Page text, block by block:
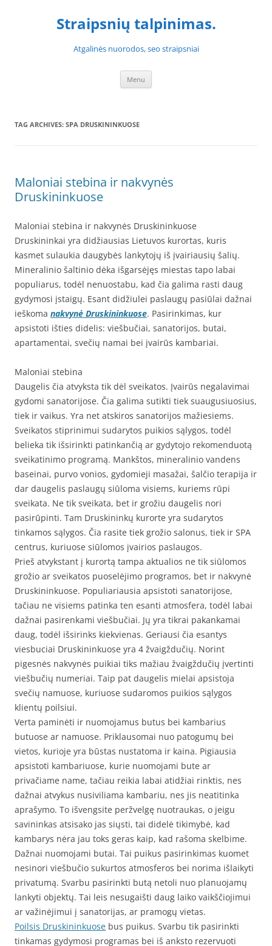
Straipsnių talpinimas.
Atgalinės nuorodos, seo straipsniai
Menu
TAG ARCHIVES: SPA DRUSKININKUOSE
Maloniai stebina ir nakvynės
Druskininkuose
Maloniai stebina ir nakvynės Druskininkuose
Druskininkai yra didžiausias Lietuvos kurortas, kuris
kasmet sulaukia daugybės lankytojų iš įvairiausių šalių.
Mineralinio šaltinio dėka išgarsėjęs miestas tapo labai
populiarus, todėl nenuostabu, kad čia galima rasti daug
gydymosi įstaigų. Esant didžiulei paslaugų pasiūlai dažnai
ieškoma nakvynė Druskininkuose. Pasirinkimas, kur
apsistoti išties didelis: viešbučiai, sanatorijos, butai,
apartamentai, svečių namai bei įvairūs kambariai.
Maloniai stebina
Daugelis čia atvyksta tik dėl sveikatos. Įvairūs negalavimai
gydomi sanatorijose. Čia galima sutikti tiek suaugusiuosius,
tiek ir vaikus. Yra net atskiros sanatorijos mažiesiems.
Sveikatos stiprinimui sudarytos puikios sąlygos, todėl
belieka tik išsirinkti patinkančią ar gydytojo rekomenduotą
sveikatinimo programą. Mankštos, mineralinio vandens
baseinai, purvo vonios, gydomieji masažai, šalčio terapija ir
dar daugelis paslaugų siūloma visiems, kuriems rūpi
sveikata. Ne tik sveikata, bet ir grožiu daugelis nori
pasirūpinti. Tam Druskininkų kurorte yra sudarytos
tinkamos sąlygos. Čia rasite tiek grožio salonus, tiek ir SPA
centrus, kuriuose siūlomos įvairios paslaugos.
Prieš atvykstant į kurortą tampa aktualios ne tik siūlomos
grožio ar sveikatos puoselėjimo programos, bet ir nakvynė
Druskininkuose. Populiariausia apsistoti sanatorijose,
tačiau ne visiems patinka ten esanti atmosfera, todėl labai
dažnai pasirenkami viešbučiai. Jų yra tikrai pakankamai
daug, todėl išsirinks kiekvienas. Geriausi čia esantys
viesbuciai Druskininkuose yra 4 žvaigždučių. Norint
pigesnės nakvynės puikiai tiks mažiau žvaigždučių įvertinti
viešbučių numeriai. Taip pat daugelis mielai apsistoja
svečių namuose, kuriuose sudaromos puikios sąlygos
klientų poilsiui.
Verta paminėti ir nuomojamus butus bei kambarius
butuose ar namuose. Priklausomai nuo patogumų bei
vietos, kurioje yra būstas nustatoma ir kaina. Pigiausia
apsistoti kambariuose, kurie nuomojami bute ar
privačiame name, tačiau reikia labai atidžiai rinktis, nes
dažnai atvykus nusiviliama kambariu, nes jis neatitinka
aprašymo. To išvengsite peržvelgę nuotraukas, o jeigu
savininkas atsisako jas siųsti, tai didelė tikimybė, kad
kambarys nėra jau toks geras kaip, kad rašoma skelbime.
Dažnai nuomojami butai. Tai puikus pasirinkimas kuomet
nesinori viešbučio sukurtos atmosferos bei norima išlaikyti
privatumą. Svarbu pasirinkti butą netoli nuo planuojamų
lankyti objektų. Tai leis nesugaišti daug laiko vaikščiojimui
ar važinėjimui į sanatorijas, ar pramogų vietas.
Poilsis Druskininkuose bus puikus. Svarbu tik pasirinkti
tinkamas gydymosi programas bei iš anksto rezervuoti